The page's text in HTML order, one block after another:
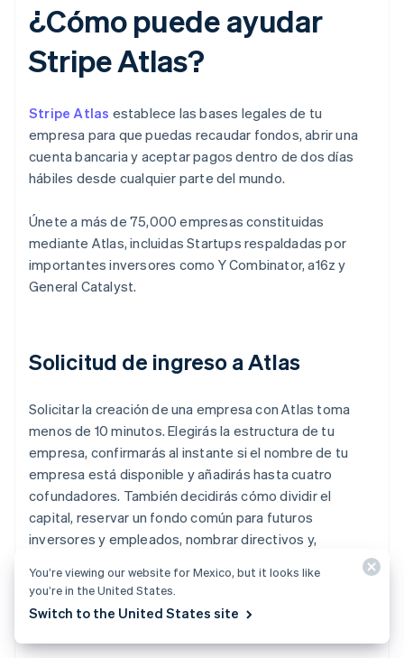
¿Cómo puede ayudar
Stripe Atlas?
Stripe Atlas establece las bases legales de tu
empresa para que puedas recaudar fondos, abrir una
cuenta bancaria y aceptar pagos dentro de dos días
hábiles desde cualquier parte del mundo.
Únete a más de 75,000 empresas constituidas
mediante Atlas, incluidas Startups respaldadas por
importantes inversores como Y Combinator, a16z y
General Catalyst.
Solicitud de ingreso a Atlas
Solicitar la creación de una empresa con Atlas toma
menos de 10 minutos. Elegirás la estructura de tu
empresa, confirmarás al instante si el nombre de tu
empresa está disponible y añadirás hasta cuatro
cofundadores. También decidirás cómo dividir el
capital, reservar un fondo común para futuros
inversores y empleados, nombrar directivos y,
documentos. Los cofundadores también recibirán
correos electrónicos invitándolos a firmar de manera
You’re viewing our website for Mexico, but it looks like
you’re in the United States.
Switch to the United States site